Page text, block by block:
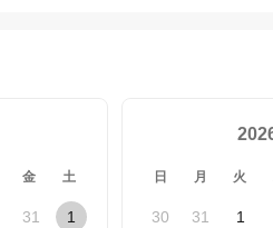
金 土
31 1
日 月 火
30 31 1